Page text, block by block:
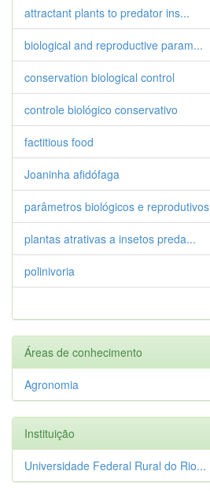
attractant plants to predator ins...
biological and reproductive param...
conservation biological control
controle biológico conservativo
factitious food
Joaninha afidófaga
parâmetros biológicos e reprodutivos
plantas atrativas a insetos preda...
polinivoria
Áreas de conhecimento
Agronomia
Instituição
Universidade Federal Rural do Rio...